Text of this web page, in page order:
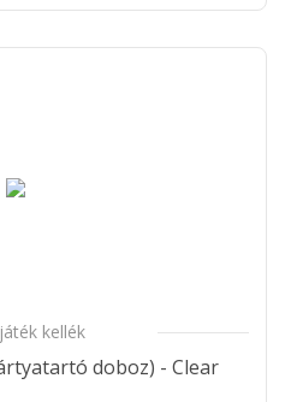
kellék
doboz) - Clear